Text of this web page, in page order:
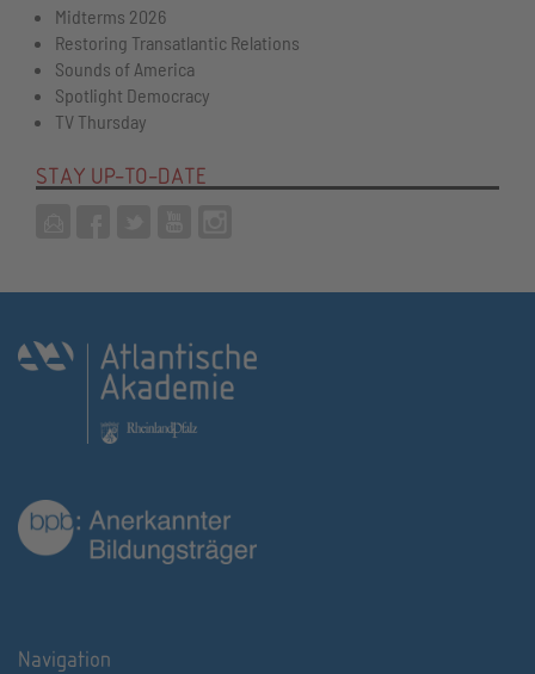
Midterms 2026
Restoring Transatlantic Relations
Sounds of America
Spotlight Democracy
TV Thursday
STAY UP-TO-DATE
Navigation